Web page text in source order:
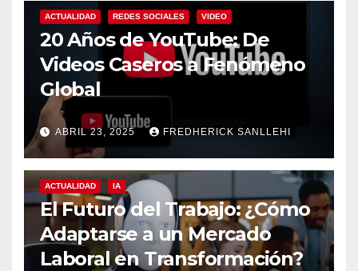
ACTUALIDAD REDES SOCIALES VIDEO
20 Años de YouTube: De
Videos Caseros a Fenómeno
Global
ABRIL 23, 2025 FREDHERICK SANLLEHI
ACTUALIDAD IA
El Futuro del Trabajo: ¿Cómo
Adaptarse a un Mercado
Laboral en Transformación?